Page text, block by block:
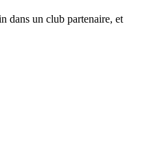
dans un club partenaire, et